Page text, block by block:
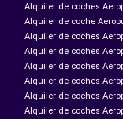
Alquiler de coches
Alquiler de coche
Alquiler de coches
Alquiler de coches
Alquiler de coches
Alquiler de coches
Alquiler de coches
Alquiler de coches